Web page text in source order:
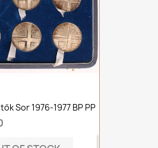
Sor 1976-1977 BP PP